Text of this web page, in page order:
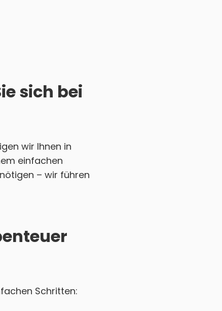
sich bei
wir Ihnen in
einfachen
– wir führen
Schritten: